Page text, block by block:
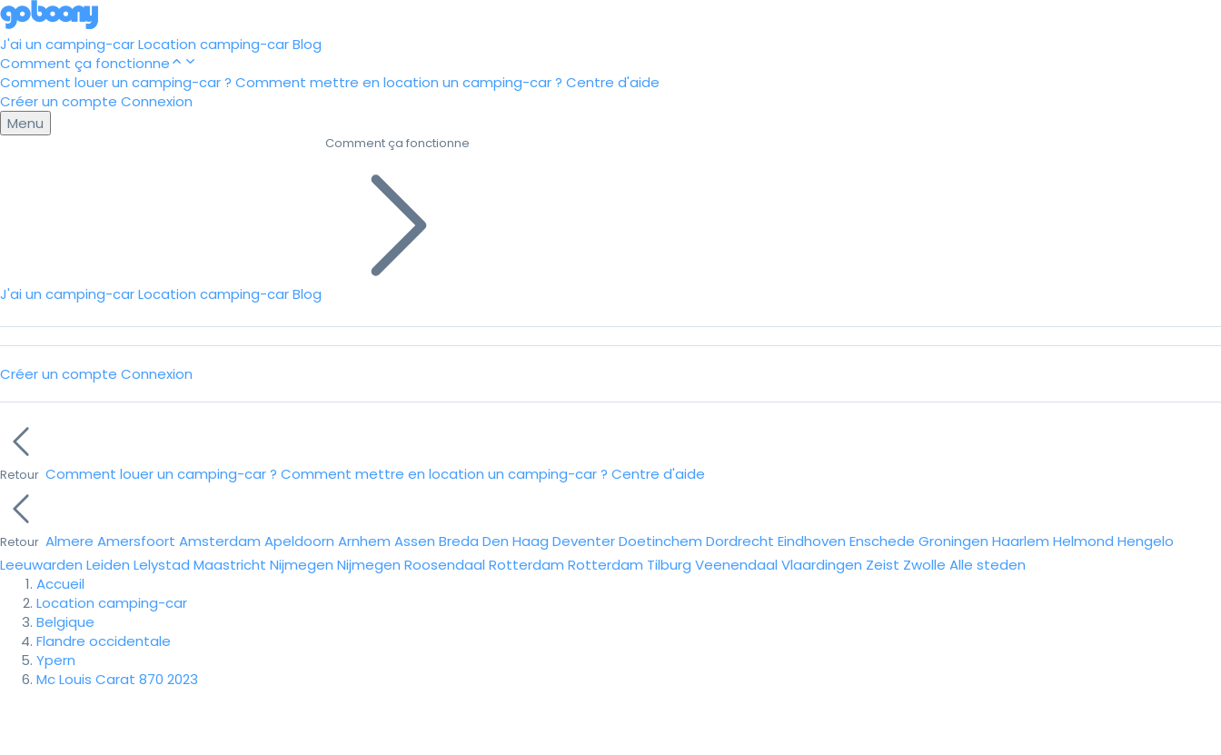
J'ai un camping-carLocation camping-carBlog
Comment ça fonctionne
Comment louer un camping-car ? Comment mettre en location un camping-car ? Centre d'aide
Créer un compte Connexion
Menu
J'ai un camping-carLocation camping-carBlog
Comment ça fonctionne
Créer un compte Connexion
Retour Comment louer un camping-car ? Comment mettre en location un camping-car ? Centre d'aide
Retour Almere Amersfoort Amsterdam Apeldoorn Arnhem Assen Breda Den Haag DeventerDoetinchem Dordrecht Eindhoven Enschede Groningen Haarlem Helmond Hengelo
Leeuwarden Leiden Lelystad Maastricht Nijmegen Nijmegen Roosendaal Rotterdam Rotterdam Tilburg Veenendaal Vlaardingen Zeist Zwolle Alle steden
Accueil
Location camping-car
Belgique
Flandre occidentale
Ypern
Mc Louis Carat 870 2023